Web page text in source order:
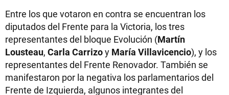
Entre los que votaron en contra se encuentran los
diputados del Frente para la Victoria, los tres
representantes del bloque Evolución (Martín
Lousteau, Carla Carrizoy María Villavicencio), y los
representantes del Frente Renovador. También se
manifestaron por la negativa los parlamentarios del
Frente de Izquierda, algunos integrantes del